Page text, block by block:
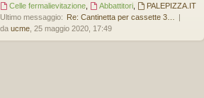
Celle fermalievitazione, Abbattitori,
PALEPIZZA.IT
Ultimo messaggio: Re: Cantinetta per cassette 3…
da ucme , 25 maggio 2020, 17:49